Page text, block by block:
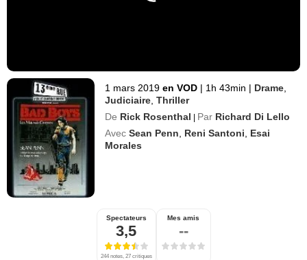
1 mars 2019 en VOD | 1h 43min | Drame
Judiciaire ,Thriller
De Rick Rosenthal | Par Richard Di Lello
Avec Sean Penn Reni Santoni
Esai
Morales
Spectateurs
3,5
244 notes, 27 critiques
Mes amis
--